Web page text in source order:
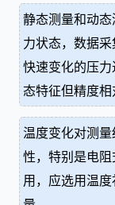
静态测量和动
力状态，数据
快速变化的压
态特征但精度相
温度变化对测
性，特别是电
用，应选用温